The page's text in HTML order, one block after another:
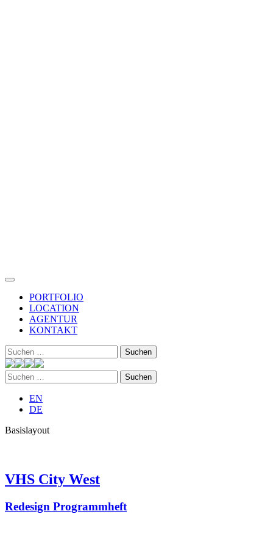
PORTFOLIO
LOCATION
AGENTUR
KONTAKT
Suchen
nach:
Suchen
nach:
EN
DE
Basislayout
VHS City West
Redesign Programmheft